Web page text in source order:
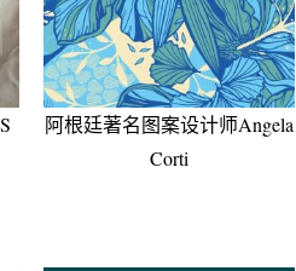
阿根廷著名图案设计师Angela
Corti